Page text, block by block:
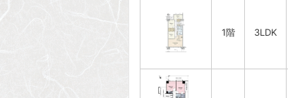
1階 3LDK